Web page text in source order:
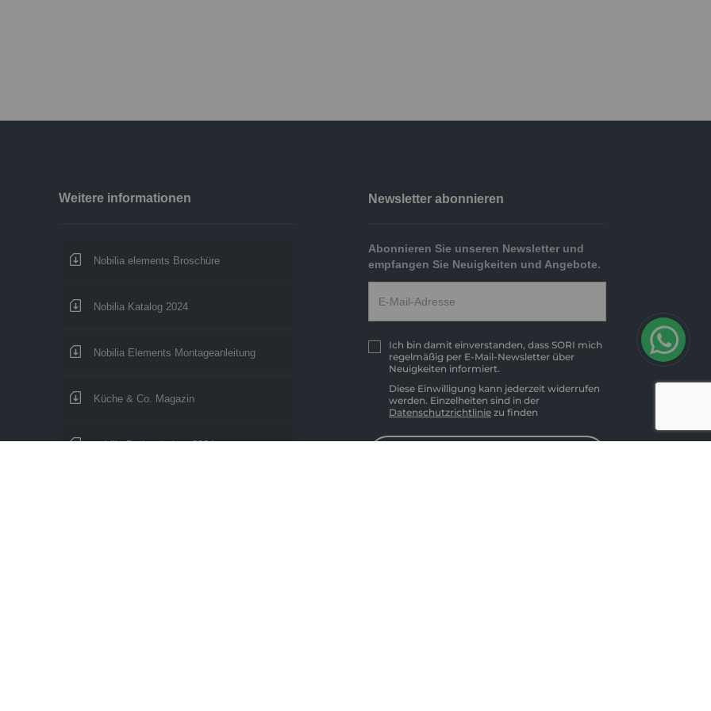
Weitere informationen
Nobilia elements Broschüre
Nobilia Katalog 2024
Nobilia Elements Montageanleitung
Küche & Co. Magazin
nobilia Badneuheiten 2024
Newsletter abonnieren
Abonnieren Sie unseren Newsletter und
empfangen Sie Neuigkeiten und Angebote.
Ich bin damit einverstanden, dass SORI mich
regelmäßig per E-Mail-Newsletter über
Neuigkeiten informiert.
Diese Einwilligung kann jederzeit widerrufen
werden. Einzelheiten sind in der
Datenschutzrichtlinie zu finden